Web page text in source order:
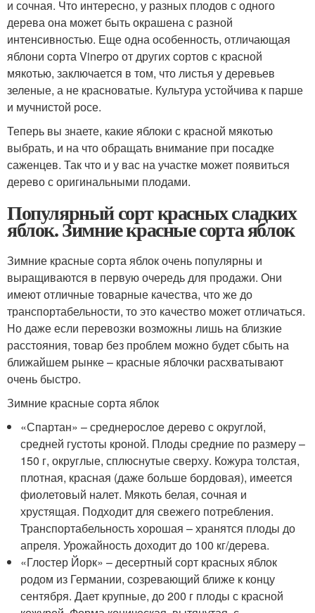
и сочная. Что интересно, у разных плодов с одного
дерева она может быть окрашена с разной
интенсивностью. Еще одна особенность, отличающая
яблони сорта Vinerpo от других сортов с красной
мякотью, заключается в том, что листья у деревьев
зеленые, а не красноватые. Культура устойчива к парше
и мучнистой росе.
Теперь вы знаете, какие яблоки с красной мякотью
выбрать, и на что обращать внимание при посадке
саженцев. Так что и у вас на участке может появиться
дерево с оригинальными плодами.
Популярный сорт красных сладких
яблок. Зимние красные сорта яблок
Зимние красные сорта яблок очень популярны и
выращиваются в первую очередь для продажи. Они
имеют отличные товарные качества, что же до
транспортабельности, то это качество может отличаться.
Но даже если перевозки возможны лишь на близкие
расстояния, товар без проблем можно будет сбыть на
ближайшем рынке – красные яблочки расхватывают
очень быстро.
Зимние красные сорта яблок
«Спартан» – среднерослое дерево с округлой,
средней густоты кроной. Плоды средние по размеру –
150 г, округлые, сплюснутые сверху. Кожура толстая,
плотная, красная (даже больше бордовая), имеется
фиолетовый налет. Мякоть белая, сочная и
хрустящая. Подходит для свежего потребления.
Транспортабельность хорошая – хранятся плоды до
апреля. Урожайность доходит до 100 кг/дерева.
«Глостер Йорк» – десертный сорт красных яблок
родом из Германии, созревающий ближе к концу
сентября. Дает крупные, до 200 г плоды с красной